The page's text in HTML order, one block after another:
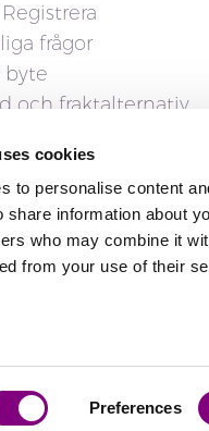
cookies
to personalise content
share information about
who may combine it
from your use of their
Preferences
frågor
byte
och fraktalternativ
och ångerrätt